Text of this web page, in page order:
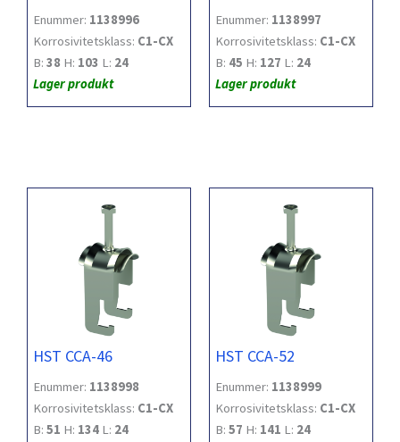
Enummer: 1138996
Korrosivitetsklass: C1-CX
B: 38 H: 103 L: 24
Lager produkt
Enummer: 1138997
Korrosivitetsklass: C1-CX
B: 45 H: 127 L: 24
Lager produkt
HST CCA-46
Enummer: 1138998
Korrosivitetsklass: C1-CX
B: 51 H: 134 L: 24
HST CCA-52
Enummer: 1138999
Korrosivitetsklass: C1-CX
B: 57 H: 141 L: 24